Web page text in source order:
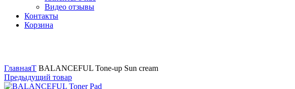
Видео отзывы
Контакты
Корзина
ГлавнаяT BALANCEFUL Tone-up Sun cream
Предыдущий товар